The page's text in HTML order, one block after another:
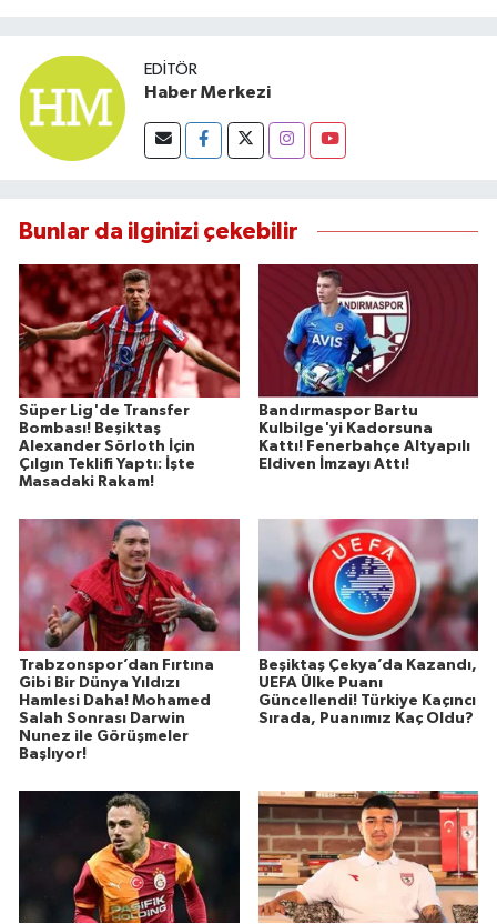
EDITÖR
Haber Merkezi
Bunlar da ilginizi çekebilir
Süper Lig'de Transfer
Bombası! Beşiktaş
Alexander Sörloth İçin
Çılgın Teklifi Yaptı: İşte
Masadaki Rakam!
Bandırmaspor Bartu
Kulbilge'yi Kadorsuna
Kattı! Fenerbahçe Altyapılı
Eldiven İmzayı Attı!
Trabzonspor’dan Fırtına
Gibi Bir Dünya Yıldızı
Hamlesi Daha! Mohamed
Salah Sonrası Darwin
Nunez ile Görüşmeler
Başlıyor!
Beşiktaş Çekya’da Kazandı,
UEFA Ülke Puanı
Güncellendi! Türkiye Kaçıncı
Sırada, Puanımız Kaç Oldu?